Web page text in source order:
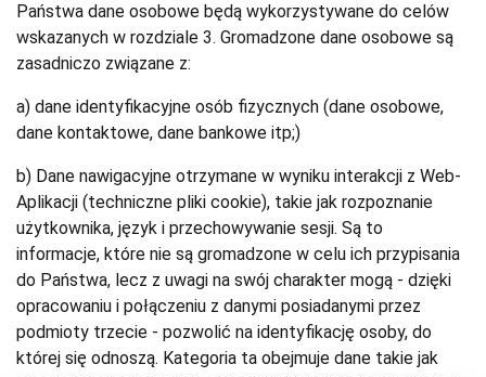
Państwa dane osobowe będą wykorzystywane do celów
wskazanych w rozdziale 3. Gromadzone dane osobowe są
zasadniczo związane z:
a) dane identyfikacyjne osób fizycznych (dane osobowe,
dane kontaktowe, dane bankowe itp;)
b) Dane nawigacyjne otrzymane w wyniku interakcji z Web-
Aplikacji (techniczne pliki cookie), takie jak rozpoznanie
użytkownika, język i przechowywanie sesji. Są to
informacje, które nie są gromadzone w celu ich przypisania
do Państwa, lecz z uwagi na swój charakter mogą - dzięki
opracowaniu i połączeniu z danymi posiadanymi przez
podmioty trzecie - pozwolić na identyfikację osoby, do
której się odnoszą. Kategoria ta obejmuje dane takie jak